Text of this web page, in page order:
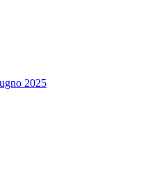
2025